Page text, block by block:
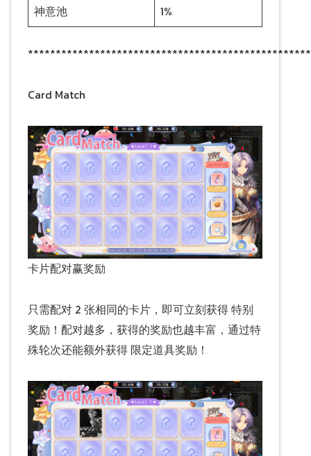
神意池
1%
Card Match
卡片配对赢奖励
只需配对 2 张相同的卡片，即可立刻获得 特别
奖励！配对越多，获得的奖励也越丰富，通过特
殊轮次还能额外获得 限定道具奖励！